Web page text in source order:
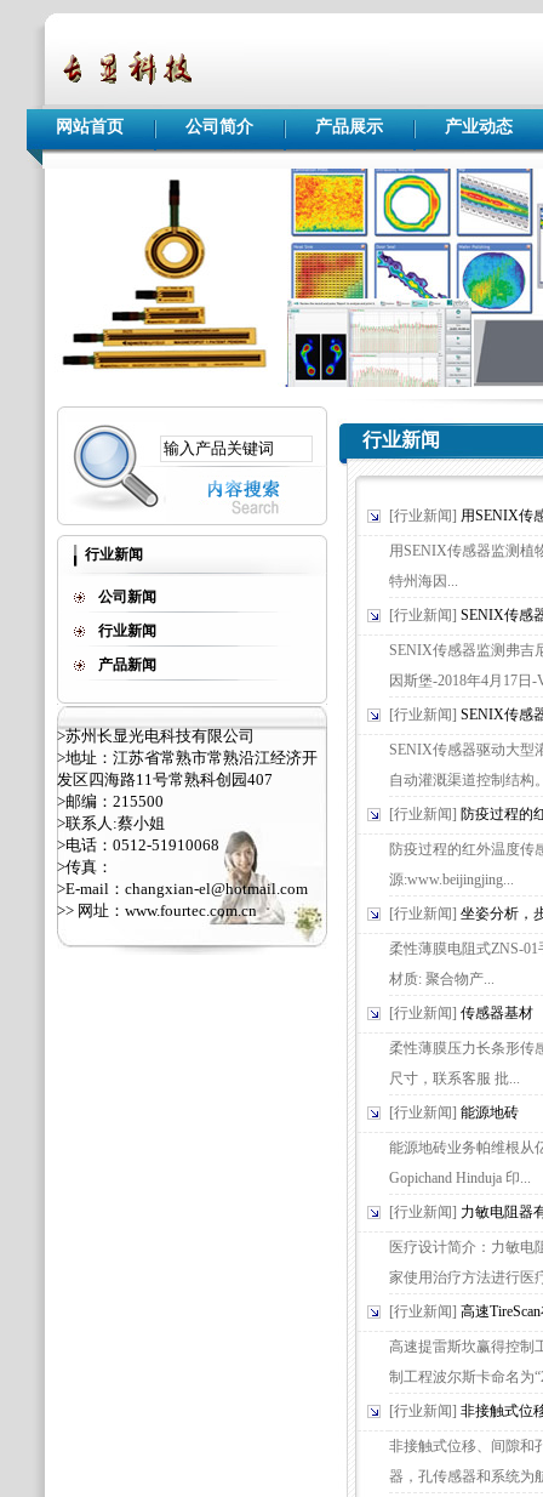
网站首页 公司简介 产品展示 产业动态
行业新闻
公司新闻
行业新闻
产品新闻
>苏州长显光电科技有限公司
>地址：江苏省常熟市常熟沿江经济开
发区四海路11号常熟科创园407
>邮编：215500
>联系人:蔡小姐
>电话：0512-51910068
>传真：
>E-mail：changxian-el@hotmail.com
>> 网址： www.fourtec.com.cn
行业新闻
[行业新闻] 用SENIX传
用SENIX传感器监测植
特州海因...
[行业新闻] SENIX传感
SENIX传感器监测弗吉
因斯堡-2018年4月17日-
[行业新闻] SENIX传感
SENIX传感器驱动大型
自动灌溉渠道控制结构
[行业新闻] 防疫过程的
防疫过程的红外温度传
源:www.beijingjing...
[行业新闻] 坐姿分析，
柔性薄膜电阻式ZNS-
材质: 聚合物产...
[行业新闻] 传感器基材
柔性薄膜压力长条形传
尺寸，联系客服 批...
[行业新闻] 能源地砖
能源地砖业务帕维根从
Gopichand Hinduja 印...
[行业新闻] 力敏电阻器
医疗设计简介：力敏电
家使用治疗方法进行医
[行业新闻] 高速
高速提雷斯坎赢得控制
制工程波尔斯卡命名为
[行业新闻] 非接触式位
非接触式位移、间隙和
器，孔传感器和系统为